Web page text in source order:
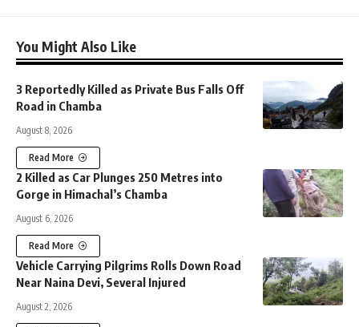
You Might Also Like
3 Reportedly Killed as Private Bus Falls Off
Road in Chamba
August 8, 2026
Read More
2 Killed as Car Plunges 250 Metres into
Gorge in Himachal’s Chamba
August 6, 2026
Read More
Vehicle Carrying Pilgrims Rolls Down Road
Near Naina Devi, Several Injured
August 2, 2026